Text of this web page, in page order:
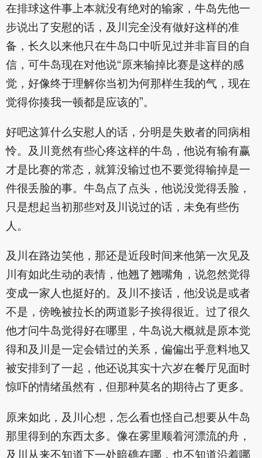
在排球这件事上本就没有绝对的输家，牛岛先他一
步说出了安慰的话，及川完全没有做好这样的准
备，长久以来他只在牛岛口中听见过并非盲目的自
信，可牛岛现在对他说“原来输掉比赛是这样的感
觉，好像终于理解你当初为何那样生我的气，现在
觉得你揍我一顿都是应该的”。
好吧这算什么安慰人的话，分明是失败者的同病相
怜。及川竟然有些心疼这样的牛岛，他说有输有赢
才是比赛的常态，就算没输过也不要觉得输掉是一
件很丢脸的事。牛岛点了点头，他说没觉得丢脸，
只是想起当初那些对及川说过的话，未免有些伤
人。
及川在路边笑他，那还是近段时间来他第一次见及
川有如此生动的表情，他翘了翘嘴角，说忽然觉得
变成一家人也挺好的。及川不接话，他没说是或者
不是，傍晚被拉长的两道影子挨得很近。过了很久
他才问牛岛觉得好在哪里，牛岛说大概就是原本觉
得和及川是一定会错过的关系，偏偏出乎意料地又
被安排到了一起，他还说其实十六岁在餐厅见面时
惊吓的情绪虽然有，但那种莫名的期待占了更多。
原来如此，及川心想，怎么看也怪自己想要从牛岛
那里得到的东西太多。像在雾里顺着河漂流的舟，